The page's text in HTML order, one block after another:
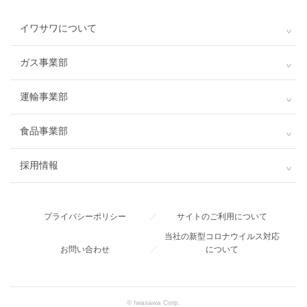
イワサワについて
ガス事業部
運輸事業部
食品事業部
採用情報
プライバシーポリシー ／ サイトのご利用について
お問い合わせ ／
当社の新型コロナウイルス対応
について
© Iwasawa Corp.